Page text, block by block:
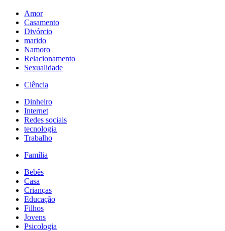
Amor
Casamento
Divórcio
marido
Namoro
Relacionamento
Sexualidade
Ciência
Dinheiro
Internet
Redes sociais
tecnologia
Trabalho
Família
Bebês
Casa
Crianças
Educação
Filhos
Jovens
Psicologia